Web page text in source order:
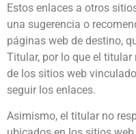
Estos enlaces a otros
una sugerencia o
páginas web de destino,
Titular, por lo que el
de los sitios web
seguir los enlaces.
Asimismo, el titular no